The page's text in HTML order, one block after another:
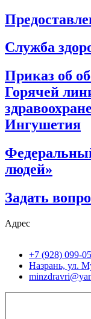
Служба
Приказ об
Горячей
Ингушетия
людей»
Задать
Адрес
+7 (928) 099-
Назрань, ул.